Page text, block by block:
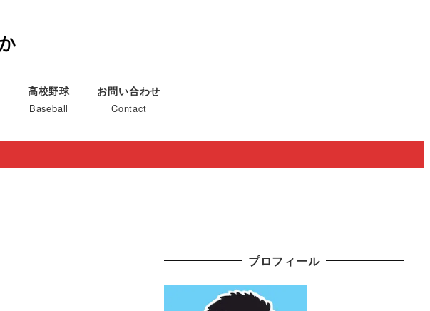
高校野球
Baseball
お問い合わせ
Contact
プロフィール